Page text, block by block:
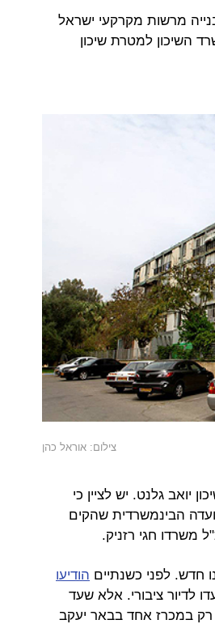
מרשות מקרקעי ישראל
השיכון למטרת שיכון
צילום: אוראל כהן
יואב גלנט. יש לציין כי
הבינמשרדית שהקים
משרדו חגי רזניק.
חדש. לפני כשנתיים הודיעו
לדיור ציבורי. אלא שעד
רק במכרז אחד בבאר יעקב